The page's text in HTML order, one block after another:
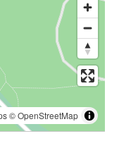
©OpenStreetMap